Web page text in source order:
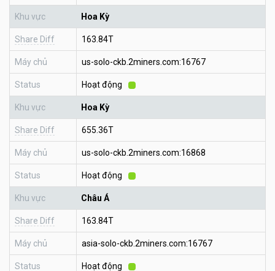
Khu vực Hoa Kỳ
Share Diff 163.84T
Máy chủ us-solo-ckb.2miners.com:16767
Status Hoạt động
Khu vực Hoa Kỳ
Share Diff 655.36T
Máy chủ us-solo-ckb.2miners.com:16868
Status Hoạt động
Khu vực Châu Á
Share Diff 163.84T
Máy chủ asia-solo-ckb.2miners.com:16767
Status Hoạt động